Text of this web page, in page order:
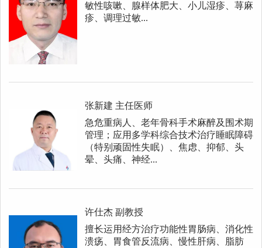
敏性咳嗽、腺样体肥大、小儿湿疹、荨麻
疹、调理过敏...
张新建 主任医师
急危重病人、老年骨科手术麻醉及围术期
管理；应用多学科综合技术治疗睡眠障碍
（特别顽固性失眠）、焦虑、抑郁、头
晕、头痛、神经...
许仕杰 副教授
擅长运用经方治疗功能性胃肠病、消化性
溃疡、胃食管反流病、慢性肝病、脂肪